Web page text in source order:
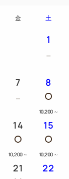
金 土
1
7 8
10,200 ～
14
10,200 ～
15
10,200 ～
21 22